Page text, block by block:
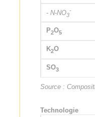
- N-NO3
-
P2O5
K2O
SO3
Source :
Technologie